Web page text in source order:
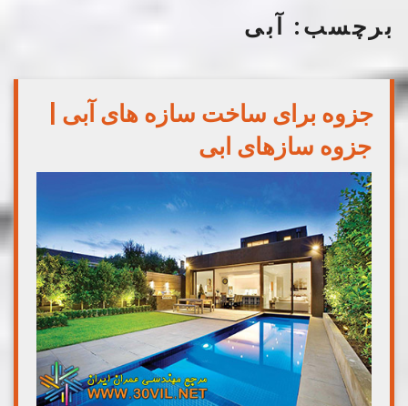
برچسب: آبی
جزوه برای ساخت سازه های آبی |
جزوه سازهای ابی